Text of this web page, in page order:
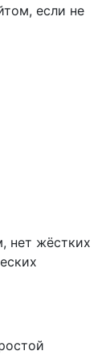
если не
нет жёстких